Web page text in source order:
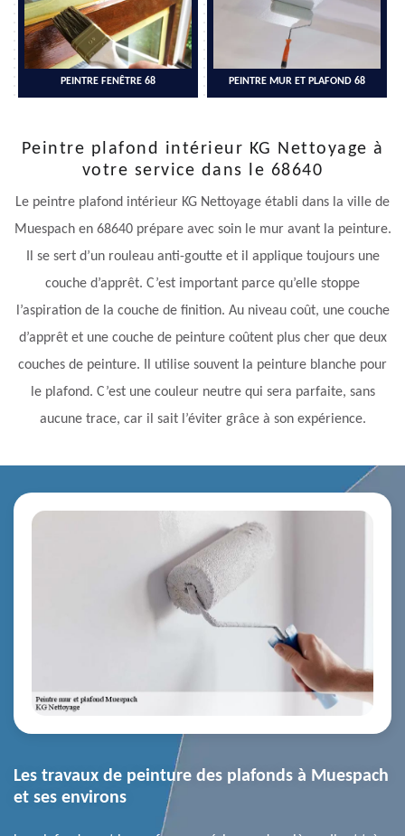
PEINTRE FENÊTRE 68 PEINTRE MUR ET PLAFOND 68
Peintre plafond intérieur KG Nettoyage à
votre service dans le 68640
Le peintre plafond intérieur KG Nettoyage établi dans la ville de
Muespach en 68640 prépare avec soin le mur avant la peinture.
Il se sert d’un rouleau anti-goutte et il applique toujours une
couche d’apprêt. C’est important parce qu’elle stoppe
l’aspiration de la couche de finition. Au niveau coût, une couche
d’apprêt et une couche de peinture coûtent plus cher que deux
couches de peinture. Il utilise souvent la peinture blanche pour
le plafond. C’est une couleur neutre qui sera parfaite, sans
aucune trace, car il sait l’éviter grâce à son expérience.
Les travaux de peinture des plafonds à Muespach
et ses environs